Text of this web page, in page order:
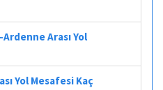
Arası Yol
Yol Mesafesi Kaç